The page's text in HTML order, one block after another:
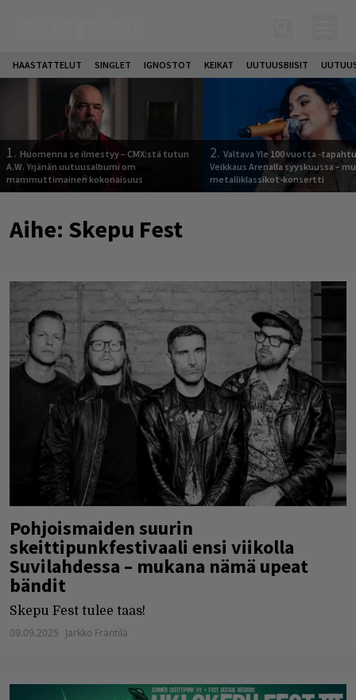
HAASTATTELUT SINGLET IGNOSTOT KEIKAT UUTUUSBIISIT
1. Huomenna se ilmestyy – CMX:stä tutun
A.W. Yrjänän uutuusalbumi om
mammuttimainen kokonaisuus
2. Valtava Yle 100 vuotta -
Veikkaus Arenalla syyskuussa –
metalliklassikot-konsertti
Aihe: Skepu Fest
Pohjoismaiden suurin
skeittipunkfestivaali ensi viikolla
Suvilahdessa – mukana nämä upeat
bändit
Skepu Fest tulee taas!
09.09.2025 Jarkko Fräntilä